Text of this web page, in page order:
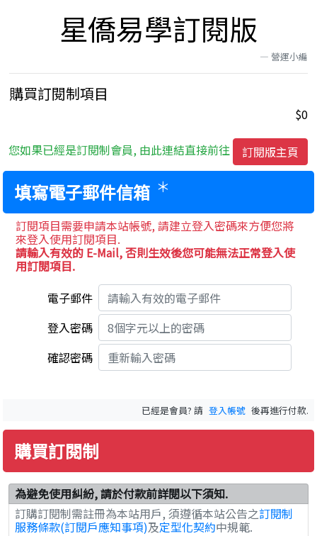
星僑易學訂閱版
營運小編
購買訂閱制項目
$0
您如果已經是訂閱制會員, 由此連結直接前往 訂閱版主頁
填寫電子郵件信箱 ＊
訂閱項目需要申請本站帳號, 請建立登入密碼來方便您將
來登入使用訂閱項目.
請輸入有效的 E-Mail, 否則生效後您可能無法正常登入使
用訂閱項目.
電子郵件
登入密碼
確認密碼
已經是會員? 請 登入帳號 後再進行付款.
購買訂閱制
為避免使用糾紛, 請於付款前詳閱以下須知.
訂購訂閱制需註冊為本站用戶, 須遵循本站公告之訂閱制
服務條款(訂閱戶應知事項)及定型化契約中規範.